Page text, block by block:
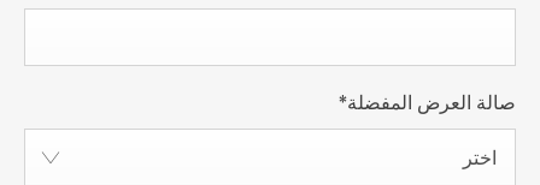
صالة العرض المفضلة*
اختر